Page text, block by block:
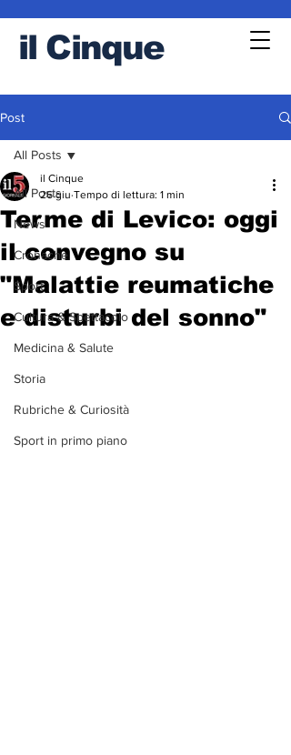
il Cinque
Post
All Posts
News
Cronache
Sport
Cultura & Spettacolo
Medicina & Salute
Storia
Rubriche & Curiosità
Sport in primo piano
All Posts
Terme di Levico: oggi
il convegno su
"Malattie reumatiche
e disturbi del sonno"
il Cinque
26 giu Tempo di lettura: 1 min